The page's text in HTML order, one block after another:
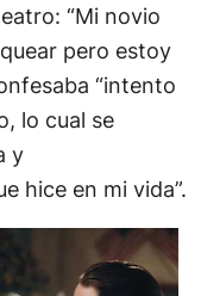
“Mi novio
pero estoy
“intento
lo cual se
y
hice en mi vida”.